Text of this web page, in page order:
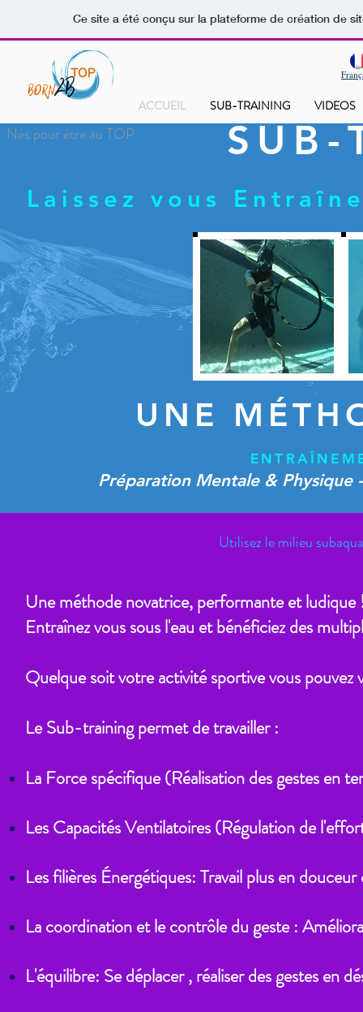
Ce site a été conçu sur la plateforme de création de
Nés pour être au TOP
Laissez vous
UNE
Préparation Mentale &
Utilisez le milieu
Une méthode novatrice, performante et
Entraînez vous sous l'eau et bénéficiez des
Quelque soit votre activité sportive vous
Le Sub-training permet de travailler :
La Force spécifique (Réalisation des gestes en
Les Capacités Ventilatoires (Régulation de
Les filières Énergétiques: Travail plus en
La coordination et le contrôle du geste :
L'équilibre: Se déplacer , réaliser des gestes en
ACCUEIL SUB-TRAINING VIDEOS